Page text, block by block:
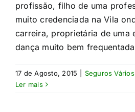
profissão, filho de uma
muito credenciada na Vila
carreira, proprietária de uma
dança muito bem
17 de Agosto, 2015 Seguros Vários
Ler mais